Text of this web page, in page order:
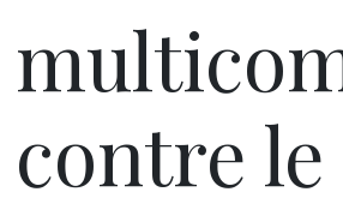
contre le